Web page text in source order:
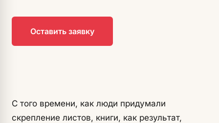
Оставить заявку
С того времени, как люди придумали
скрепление листов, книги, как результат,